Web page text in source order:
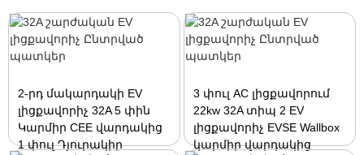
2-րդ մակարդակի EV
լիցքավորիչ 32A 5 փին
Կարմիր CEE վարդակից
1 փուլ Դյուրակիր
3 փուլ AC լիցքավորում
22kw 32A տիպ 2 EV
լիցքավորիչ EVSE Wallbox
կարմիր վարդակից